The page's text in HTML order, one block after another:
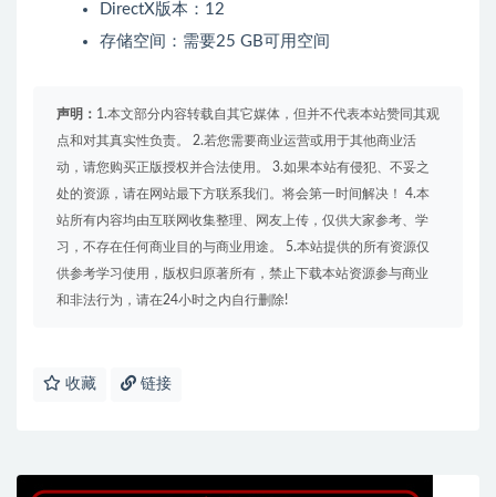
DirectX版本：12
存储空间：需要25 GB可用空间
声明： 1.本文部分内容转载自其它媒体，但并不代表本站赞同其观
点和对其真实性负责。 2.若您需要商业运营或用于其他商业活
动，请您购买正版授权并合法使用。 3.如果本站有侵犯、不妥之
处的资源，请在网站最下方联系我们。将会第一时间解决！ 4.本
站所有内容均由互联网收集整理、网友上传，仅供大家参考、学
习，不存在任何商业目的与商业用途。 5.本站提供的所有资源仅
供参考学习使用，版权归原著所有，禁止下载本站资源参与商业
和非法行为，请在24小时之内自行删除!
收藏 链接